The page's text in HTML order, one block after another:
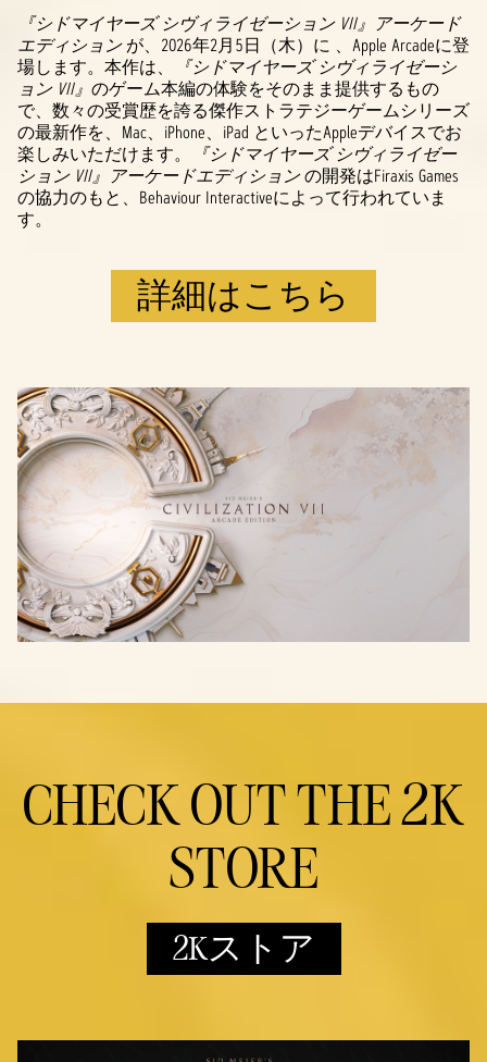
『シドマイヤーズ シヴィライゼーション VII』アーケード
エディションが、2026年2月5日（木）に 、Apple Arcadeに登
場します。本作は、
『シドマイヤーズ シヴィライゼーシ
ョン VII』 のゲーム本編の体験をそのまま提供するもの
で、数々の受賞歴を誇る傑作ストラテジーゲームシリーズ
の最新作を、Mac、iPhone、iPad といったAppleデバイスでお
楽しみいただけます。
『シドマイヤーズ シヴィライゼー
ション VII』アーケードエディションの開発はFiraxis Games
の協力のもと、Behaviour Interactiveによって行われていま
す。
詳細はこちら
CHECK OUT THE 2K
STORE
2Kストア